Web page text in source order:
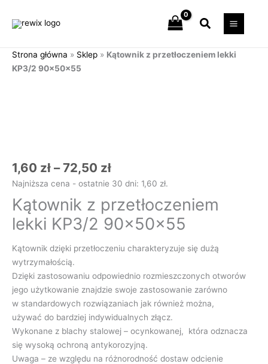
Szukaj
Strona główna » Sklep » Kątownik z przetłoczeniem lekki
KP3/2 90x50x55
1,60 zł – 72,50 zł
Najniższa cena - ostatnie 30 dni: 1,60 zł.
Kątownik z przetłoczeniem
lekki KP3/2 90x50x55
Kątownik dzięki przetłoczeniu charakteryzuje się dużą
wytrzymałością.
Dzięki zastosowaniu odpowiednio rozmieszczonych otworów
jego użytkowanie znajdzie swoje zastosowanie zarówno
w standardowych rozwiązaniach jak również można,
używać do bardziej indywidualnych złącz.
Wykonane z blachy stalowej – ocynkowanej, która odznacza
się wysoką ochroną antykorozyjną.
Uwaga – ze względu na różnorodność dostaw odcienie